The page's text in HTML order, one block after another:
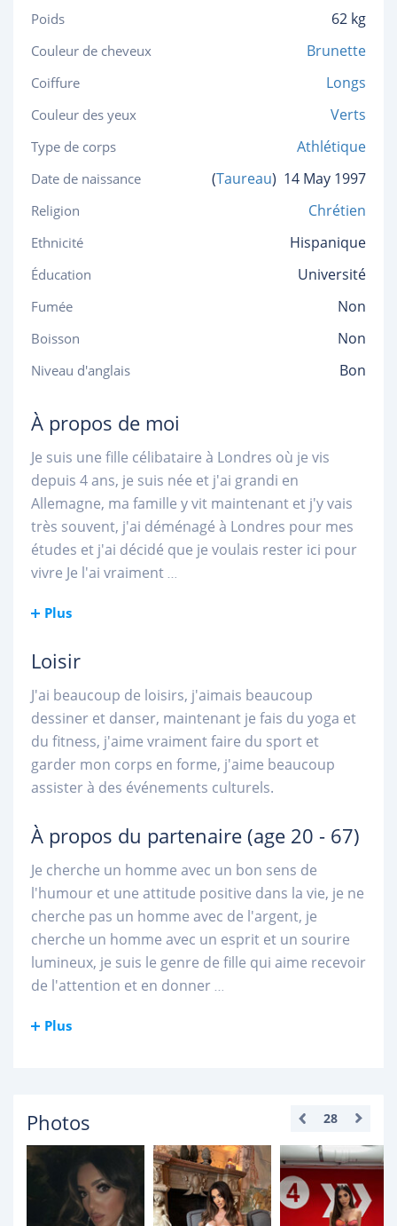
Poids 62 kg
Couleur de cheveux Brunette
Coiffure Longs
Couleur des yeux Verts
Type de corps Athlétique
Date de naissance (Taureau) 14 May 1997
Religion Chrétien
Ethnicité Hispanique
Éducation Université
Fumée Non
Boisson Non
Niveau d'anglais Bon
À propos de moi
Je suis une fille célibataire à Londres où je vis
depuis 4 ans, je suis née et j'ai grandi en
Allemagne, ma famille y vit maintenant et j'y vais
très souvent, j'ai déménagé à Londres pour mes
études et j'ai décidé que je voulais rester ici pour
vivre Je l'ai vraiment...
Plus
Loisir
J'ai beaucoup de loisirs, j'aimais beaucoup
dessiner et danser, maintenant je fais du yoga et
du fitness, j'aime vraiment faire du sport et
garder mon corps en forme, j'aime beaucoup
assister à des événements culturels.
À propos du partenaire (age 20 - 67)
Je cherche un homme avec un bon sens de
l'humour et une attitude positive dans la vie, je ne
cherche pas un homme avec de l'argent, je
cherche un homme avec un esprit et un sourire
lumineux, je suis le genre de fille qui aime recevoir
de l'attention et en donner...
Plus
Photos 28